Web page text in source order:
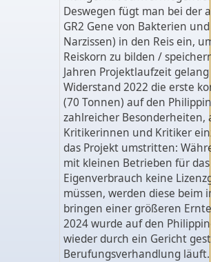
Deswegen fügt man bei der
GR2 Gene von Bakterien
Narzissen) in den Reis ein,
Reiskorn zu bilden /
Jahren Projektlaufzeit
Widerstand 2022 die erste
(70 Tonnen) auf den
zahlreicher Besonderheiten,
Kritikerinnen und Kritiker
das Projekt umstritten:
mit kleinen Betrieben für
Eigenverbrauch keine
müssen, werden diese beim
bringen einer größeren
2024 wurde auf den
wieder durch ein Gericht
Berufungsverhandlung läuft.